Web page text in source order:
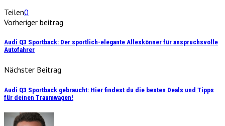
Teilen0
Vorheriger beitrag
Audi Q3 Sportback: Der sportlich-elegante Alleskönner für anspruchsvolle
Autofahrer
Nächster Beitrag
Audi Q3 Sportback gebraucht: Hier findest du die besten Deals und Tipps
für deinen Traumwagen!